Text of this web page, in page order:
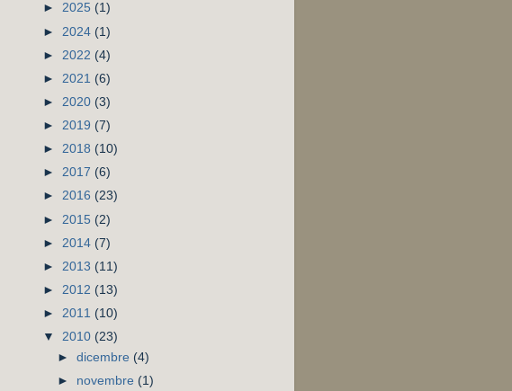
► 2025 (1)
► 2024 (1)
► 2022 (4)
► 2021 (6)
► 2020 (3)
► 2019 (7)
► 2018 (10)
► 2017 (6)
► 2016 (23)
► 2015 (2)
► 2014 (7)
► 2013 (11)
► 2012 (13)
► 2011 (10)
▼ 2010 (23)
►dicembre (4)
► novembre (1)